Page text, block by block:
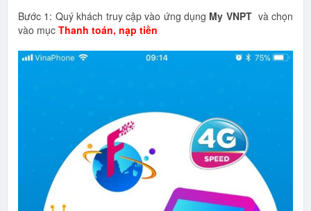
Bước 1: Quý khách truy cập vào ứng dụng My VNPTvà chọn
vào mục Thanh toán, nạp tiền